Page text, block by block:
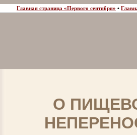
Главная страница «Первого сентября» •
О